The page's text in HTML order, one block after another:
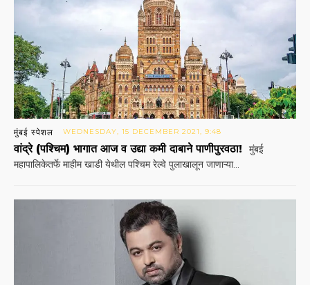
मुंबई स्पेशल WEDNESDAY, 15 DECEMBER 2021, 9:48
वांद्रे (पश्चिम) भागात आज व उद्या कमी दाबाने पाणीपुरवठा!
मुंबई
महापालिकेतर्फे माहीम खाडी येथील पश्चिम रेल्वे पुलाखालून जाणाऱ्या...